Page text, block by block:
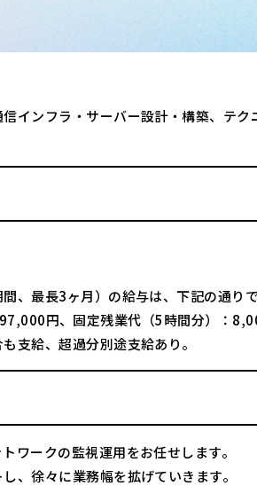
信インフラ・サーバー設計・構築、テ
、最長3ヶ月）の給与は、下記の通り
円、固定残業代（5時間分）：
支給、超過分別途支給あり。
ワークの監視運用をお任せします。
、徐々に業務幅を拡げていきます。